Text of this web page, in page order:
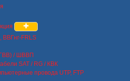
ВВГнг-FRLS
/ ШВВП
SAT / RG / КВК
провода UTP, FTP